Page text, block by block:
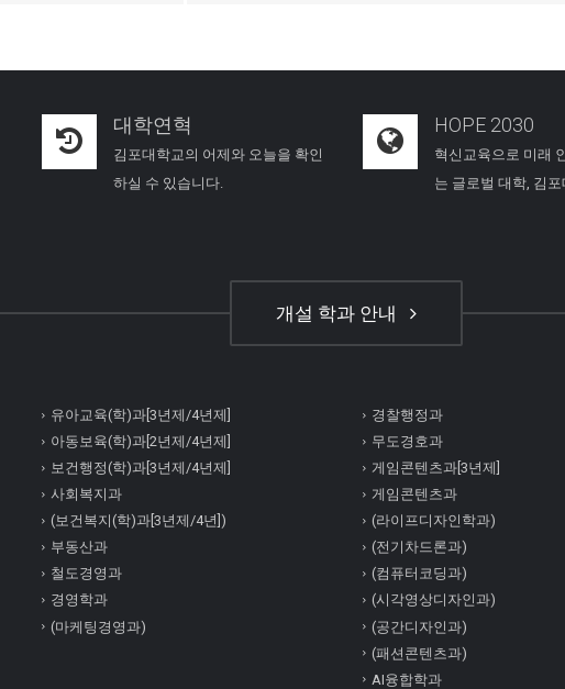
대학연혁
김포대학교의 어제와 오늘을 확인
하실 수 있습니다.
HOPE 2030
혁신교육으로 미래
는 글로벌 대학, 김
개설 학과 안내
유아교육(학)과[3년제/4년제]
아동보육(학)과[2년제/4년제]
보건행정(학)과[3년제/4년제]
사회복지과
(보건복지(학)과[3년제/4년])
부동산과
철도경영과
경영학과
(마케팅경영과)
경찰행정과
무도경호과
게임콘텐츠과[3년제]
게임콘텐츠과
(라이프디자인학과)
(전기차드론과)
(컴퓨터코딩과)
(시각영상디자인과)
(공간디자인과)
(패션콘텐츠과)
AI융합학과